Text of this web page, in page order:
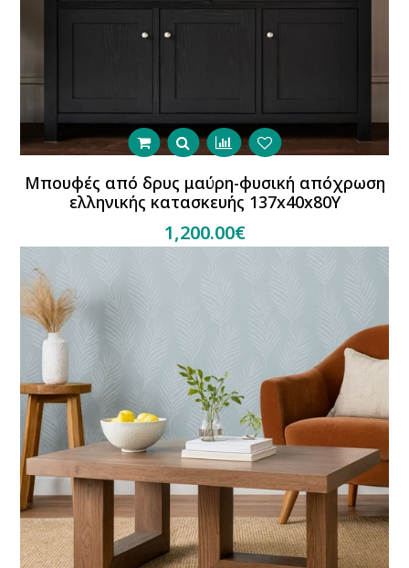
Μπουφές από δρυς μαύρη-φυσική απόχρωση
ελληνικής κατασκευής 137x40x80Y
1,200.00€